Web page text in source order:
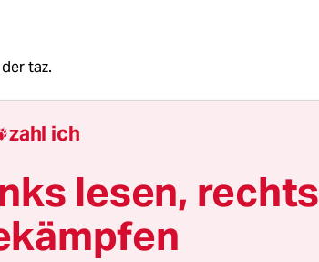
taz.
zahl ich
lesen, rechts